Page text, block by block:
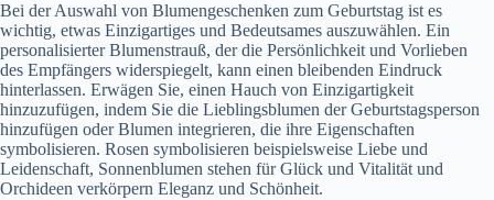
Bei der Auswahl von Blumengeschenken zum Geburtstag ist es
wichtig, etwas Einzigartiges und Bedeutsames auszuwählen. Ein
personalisierter Blumenstrauß, der die Persönlichkeit und Vorlieben
des Empfängers widerspiegelt, kann einen bleibenden Eindruck
hinterlassen. Erwägen Sie, einen Hauch von Einzigartigkeit
hinzuzufügen, indem Sie die Lieblingsblumen der Geburtstagsperson
hinzufügen oder Blumen integrieren, die ihre Eigenschaften
symbolisieren. Rosen symbolisieren beispielsweise Liebe und
Leidenschaft, Sonnenblumen stehen für Glück und Vitalität und
Orchideen verkörpern Eleganz und Schönheit.